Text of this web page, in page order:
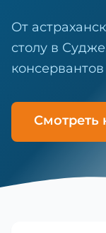
От
столу в
Смотреть